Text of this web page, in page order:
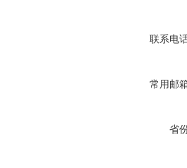
联系电
常用邮
省